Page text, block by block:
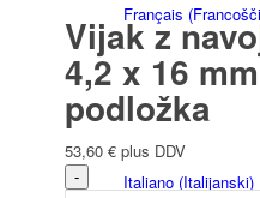
Français (
Italiano(Italijanski)
Vijak z
4,2 x 16
podložka
53,60 € plus DDV